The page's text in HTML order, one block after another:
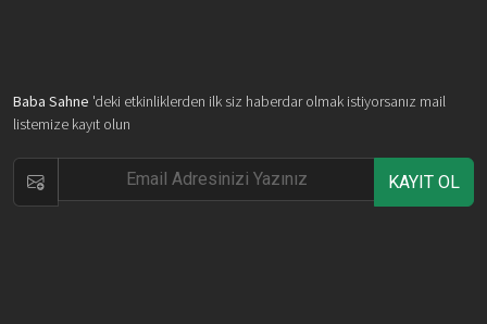
Baba Sahne 'deki etkinliklerden ilk siz haberdar olmak istiyorsanız mail
listemize kayıt olun
KAYIT OL